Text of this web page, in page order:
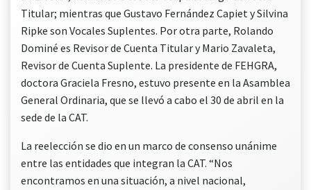
Titular; mientras que Gustavo Fernández Capiet y Silvina
Ripke son Vocales Suplentes. Por otra parte, Rolando
Dominé es Revisor de Cuenta Titular y Mario Zavaleta,
Revisor de Cuenta Suplente. La presidente de FEHGRA,
doctora Graciela Fresno, estuvo presente en la Asamblea
General Ordinaria, que se llevó a cabo el 30 de abril en la
sede de la CAT.
La reelección se dio en un marco de consenso unánime
entre las entidades que integran la CAT. “Nos
encontramos en una situación, a nivel nacional,